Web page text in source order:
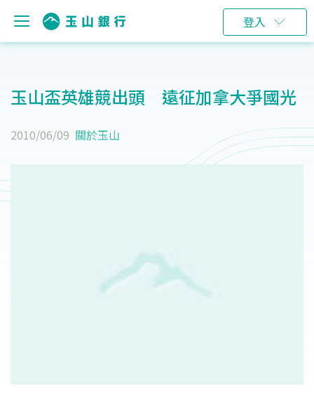
登入
玉山盃英雄競出頭 遠征加拿大爭國光
2010/06/09 關於玉山